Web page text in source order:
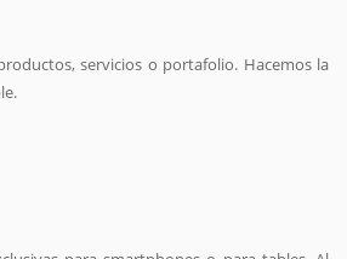
servicios o portafolio. Hacemos la